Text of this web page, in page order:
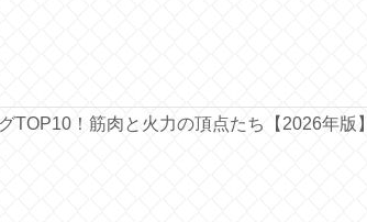
TOP10！筋肉と火力の頂点たち【2026年版】